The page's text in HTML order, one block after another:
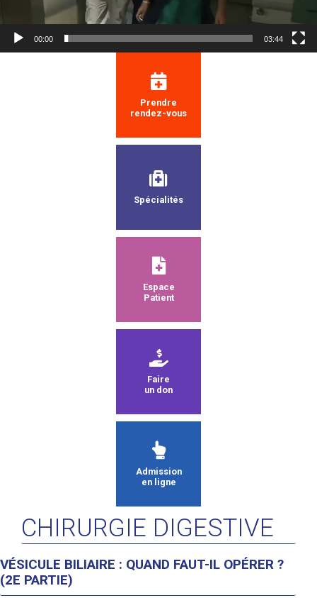
00:00 03:44
Prendre
rendez-vous
Spécialités
Espace
Patient
Faire
un don
Admission
en ligne
CHIRURGIE DIGESTIVE
VÉSICULE BILIAIRE : QUAND FAUT-IL OPÉRER ?
(2E PARTIE)